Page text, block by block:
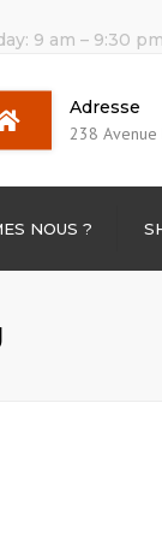
9 am – 9:30
Adresse
238 Avenue
NOUS ?